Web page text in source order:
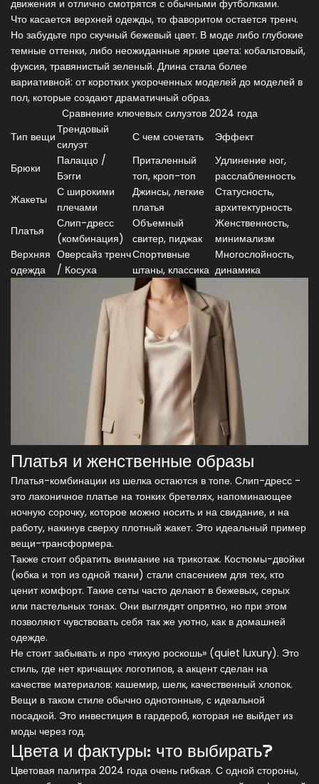
движения и отлично смотрятся с обычными футболками.
Что касается верхней одежды, то фаворитом остается тренч.
Но забудьте про скучный бежевый цвет. В моде либо глубокие
темные оттенки, либо неожиданные яркие цвета: кобальтовый,
фуксия, травянистый зеленый. Длина стала более
вариативной: от коротких укороченных моделей до моделей в
пол, которые создают драматичный образ.
Сравнение ключевых силуэтов 2024 года
Тип вещи
Трендовый
силуэт
С чем сочетать Эффект
Брюки
Палаццо /
Бэгги
Приталенный
топ, кроп-топ
Удлинение ног,
расслабленность
Жакеты
С широкими
плечами
Джинсы, легкие
платья
Статусность,
архитектурность
Платья
Слип-дресс
(комбинация)
Объемный
свитер, пиджак
Женственность,
минимализм
Верхняя
одежда
Оверсайз тренч
/ Косуха
Спортивные
штаны, классика
Многослойность,
динамика
Платья и женственные образы
Платья-комбинации из шелка остаются в топе. Слип-дресс -
это лаконичное платье на тонких бретелях, напоминающее
ночную сорочку, которое можно носить и на свидание, и на
работу, накинув сверху плотный жакет. Это идеальный пример
вещи-трансформера.
Также стоит обратить внимание на трикотаж. Костюмы-двойки
(юбка и топ из одной ткани) стали спасением для тех, кто
ценит комфорт. Такие сеты часто делают в бежевых, серых
или пастельных тонах. Они выглядят опрятно, но при этом
позволяют чувствовать себя так же уютно, как в домашней
одежде.
Не стоит забывать и про «тихую роскошь» (quiet luxury). Это
стиль, где нет кричащих логотипов, а акцент сделан на
качестве материалов: кашемир, шелк, качественный хлопок.
Вещи в таком стиле обычно однотонные, с идеальной
посадкой. Это инвестиция в гардероб, которая не выйдет из
моды через год.
Цвета и фактуры: что выбирать?
Цветовая палитра 2024 года очень гибкая. С одной стороны,